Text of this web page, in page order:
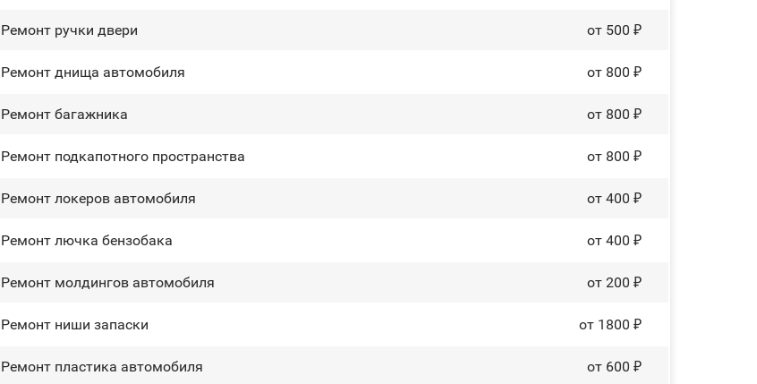
Ремонт ручки двери от 500 ₽
Ремонт днища автомобиля от 800 ₽
Ремонт багажника от 800 ₽
Ремонт подкапотного пространства от 800 ₽
Ремонт лoĸepoв автомобиля от 400 ₽
Ремонт лючка бензобака от 400 ₽
Ремонт молдингов автомобиля от 200 ₽
Ремонт ниши запаски от 1800 ₽
Ремонт пластика автомобиля от 600 ₽